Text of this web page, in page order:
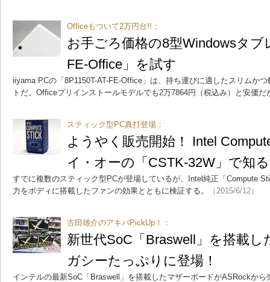
Officeもついて2万円台!!：
お手ごろ価格の8型Windowsタブ
FE-Office」を試す
iiyama PCの「8P1150T-AT-FE-Office」は、持ち運びに適したスリムか
トだ。Officeプリインストールモデルでも2万7864円（税込み）と安価だ
スティック型PC真打登場：
ようやく販売開始！ Intel
イ・オーの「CSTK-32W」で知る
すでに複数のスティック型PCが登場しているが、Intel純正「Compute
力をボディに搭載したファンの効果とともに検証する。
（2015/6/12）
古田雄介のアキバPickUp！：
新世代SoC「Braswell」を搭載
ガシーたっぷりに登場！
インテルの最新SoC「Braswell」を搭載したマザーボードがASRockか